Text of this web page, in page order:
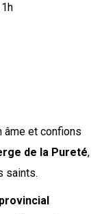
âme et confions
de la Pureté,
saints.